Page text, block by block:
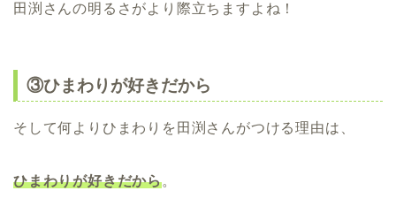
田渕さんの明るさがより際立ちますよね！
③ひまわりが好きだから
そして何よりひまわりを田渕さんがつける理由は、
ひまわりが好きだから。